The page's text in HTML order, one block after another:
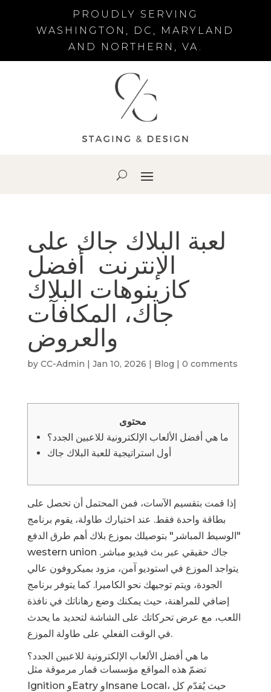
PROUDLY SERVING
WASHINGTON, DC, MARYLAND
AND NORTHERN, VA.
لعبة البلاك جاك على
الإنترنت ️ أفضل
كازينوهات البلاك
جاك، المكافآت
والعروض
by CC-Admin | Jan 10, 2026 | Blog | 0 comments
محتوى
ما هي أفضل الألعاب الإلكترونية للاعبين الجدد؟
أول استراتيجية للعبة البلاك جاك
إذا قمت بتقسيم الآسات، فمن المحتمل أن تحصل على
بطاقة واحدة فقط. عند اختيارك طاولة، يقوم برنامج
"الوسيط المباشر" بتوصيلك بموزع بلاك أهم طرق الدفع
western union
يتواجد الموزع في استوديو آمن، مزود بميكروفون عالي
الجودة، ويتم توجيهك نحو الكاميرا.كما يتوفر برنامج
إضافي للمراهنة، حيث يمكنك وضع رهاناتك في نافذة
اللعب، مع عرض تحركاتك على الشاشة لتحديد ما يحدث
في الوقت الفعلي على طاولة الموزع.
ما هي أفضل الألعاب الإلكترونية للاعبين الجدد؟
تضمّ هذه المواقع مؤسسات قمار مرموقة مثل
Ignition وEatry وInsane Local، حيث يُقدّم كل